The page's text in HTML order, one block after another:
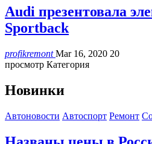
Audi презентовала
Sportback
profikremontMar 16, 2020 20
просмотр Категория
Новинки
Автоновости Автоспорт Ремонт